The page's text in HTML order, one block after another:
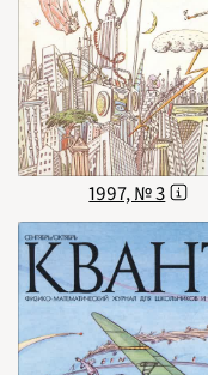
1997, № 3